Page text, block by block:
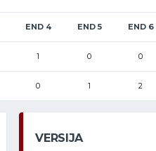
END 4 END 5 END 6
1 0 0
0 1 2
VERSIJA